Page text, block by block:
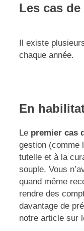
Les cas
Il existe
chaque année.
En
Le premier cas
gestion (comme
tutelle et à la
souple. Vous
quand même
rendre des
davantage de
notre article sur